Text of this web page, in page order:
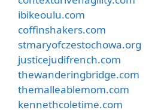
ibikeoulu.com
coffinshakers.com
stmaryofczestochowa.org
justicejudifrench.com
thewanderingbridge.com
themalleablemom.com
kennethcoletime.com